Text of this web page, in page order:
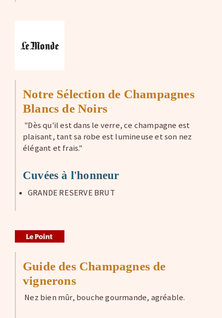
Notre Sélection de Champagnes
Blancs de Noirs
"Dès qu'il est dans le verre, ce champagne est
plaisant, tant sa robe est lumineuse et son nez
élégant et frais."
Cuvées à l'honneur
GRANDE RESERVE BRUT
Guide des Champagnes de
vignerons
Nez bien mûr, bouche gourmande, agréable.